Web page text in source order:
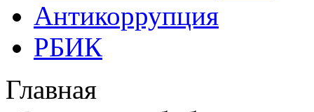
Антикоррупция
РБИК
Главная